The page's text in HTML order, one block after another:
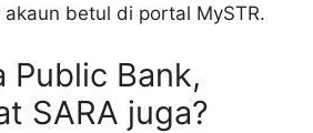
betul di portal MySTR.
Public Bank,
SARA juga?